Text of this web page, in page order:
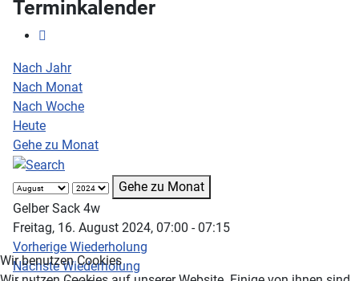
Terminkalender
Nach Jahr
Nach Monat
Nach Woche
Heute
Gehe zu Monat
Gehe zu Monat
Gelber Sack 4w
Freitag, 16. August 2024, 07:00 - 07:15
Vorherige Wiederholung
Nächste Wiederholung
Wir benutzen Cookies